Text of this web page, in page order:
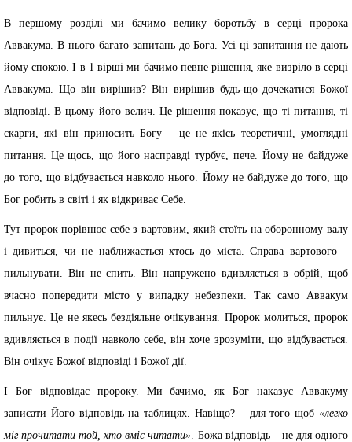
В першому розділі ми бачимо велику боротьбу в серці пророка
Аввакума. В нього багато запитань до Бога. Усі ці запитання не дають
йому спокою. І в 1 вірші ми бачимо певне рішення, яке визріло в серці
Аввакума. Що він вирішив? Він вирішив будь-що дочекатися Божої
відповіді. В цьому його велич. Це рішення показує, що ті питання, ті
скарги, які він приносить Богу – це не якісь теоретичні, умоглядні
питання. Це щось, що його насправді турбує, пече. Йому не байдуже
до того, що відбувається навколо нього. Йому не байдуже до того, що
Бог робить в світі і як відкриває Себе.
Тут пророк порівнює себе з вартовим, який стоїть на оборонному валу
і дивиться, чи не наближається хтось до міста. Справа вартового –
пильнувати. Він не спить. Він напружено вдивляється в обрій, щоб
вчасно попередити місто у випадку небезпеки. Так само Аввакум
пильнує. Це не якесь бездіяльне очікування. Пророк молиться, пророк
вдивляється в події навколо себе, він хоче зрозуміти, що відбувається.
Він очікує Божої відповіді і Божої дії.
І Бог відповідає пророку. Ми бачимо, як Бог наказує Аввакуму
записати Його відповідь на таблицях. Навіщо? – для того щоб «легко
міг прочитати той, хто вміє читати» . Божа відповідь – не для одного